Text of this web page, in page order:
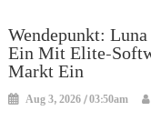
Wendepunkt:
Ein Mit Elite-
Markt Ein
Aug 3, 2026 / 03:50am